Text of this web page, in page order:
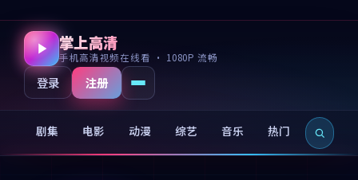
掌上高清
手机高清视频在线看 · 1080P 流畅
登录 注册
剧集 电影 动漫 综艺 音乐 热门 新片